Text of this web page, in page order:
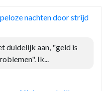
nachten door strijd
duidelijk aan, "geld is
Ik...